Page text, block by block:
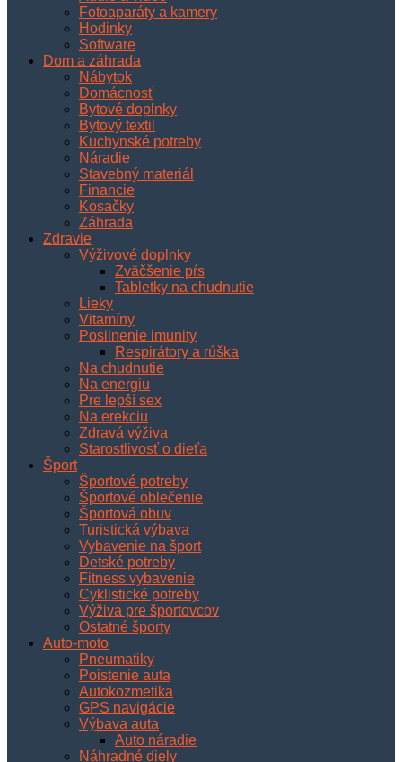
Fotoaparáty a kamery
Hodinky
Software
Dom a záhrada
Nábytok
Domácnosť
Bytové doplnky
Bytový textil
Kuchynské potreby
Náradie
Stavebný materiál
Financie
Kosačky
Záhrada
Zdravie
Výživové doplnky
Zväčšenie pŕs
Tabletky na chudnutie
Lieky
Vitamíny
Posilnenie imunity
Respirátory a rúška
Na chudnutie
Na energiu
Pre lepší sex
Na erekciu
Zdravá výživa
Starostlivosť o dieťa
Šport
Športové potreby
Športové oblečenie
Športová obuv
Turistická výbava
Vybavenie na šport
Detské potreby
Fitness vybavenie
Cyklistické potreby
Výživa pre športovcov
Ostatné športy
Auto-moto
Pneumatiky
Poistenie auta
Autokozmetika
GPS navigácie
Výbava auta
Auto náradie
Náhradné diely